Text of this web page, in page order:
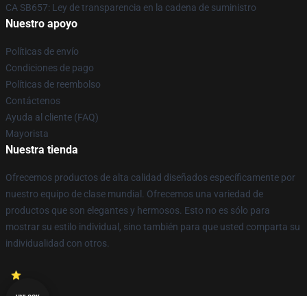
CA SB657: Ley de transparencia en la cadena de suministro
Nuestro apoyo
Políticas de envío
Condiciones de pago
Políticas de reembolso
Contáctenos
Ayuda al cliente (FAQ)
Mayorista
Nuestra tienda
Ofrecemos productos de alta calidad diseñados específicamente por
nuestro equipo de clase mundial. Ofrecemos una variedad de
productos que son elegantes y hermosos. Esto no es sólo para
mostrar su estilo individual, sino también para que usted comparta su
individualidad con otros.